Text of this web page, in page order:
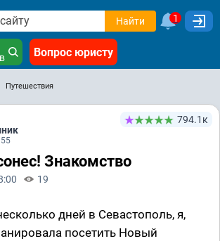
Найти 1
Вопрос юристу
Путешествия
794.1к
Знакомство
19
дней в Севастополь, я,
посетить Новый